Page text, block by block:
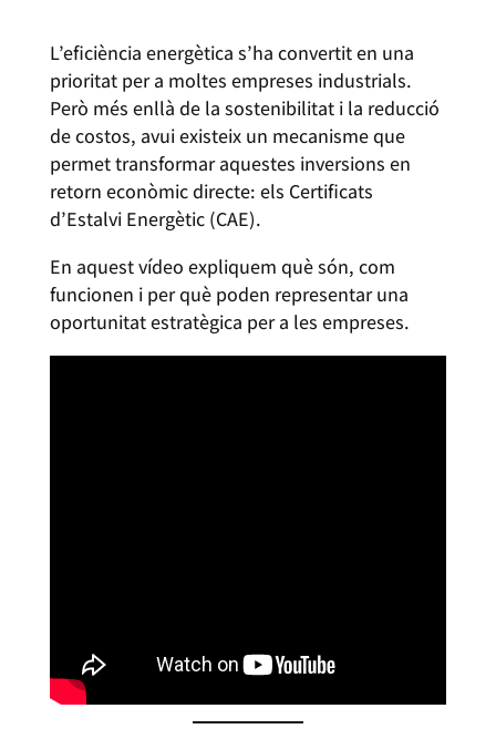
L’eficiència energètica s’ha convertit en una
prioritat per a moltes empreses industrials.
Però més enllà de la sostenibilitat i la reducció
de costos, avui existeix un mecanisme que
permet transformar aquestes inversions en
retorn econòmic directe: els Certificats
d’Estalvi Energètic (CAE).
En aquest vídeo expliquem què són, com
funcionen i per què poden representar una
oportunitat estratègica per a les empreses.